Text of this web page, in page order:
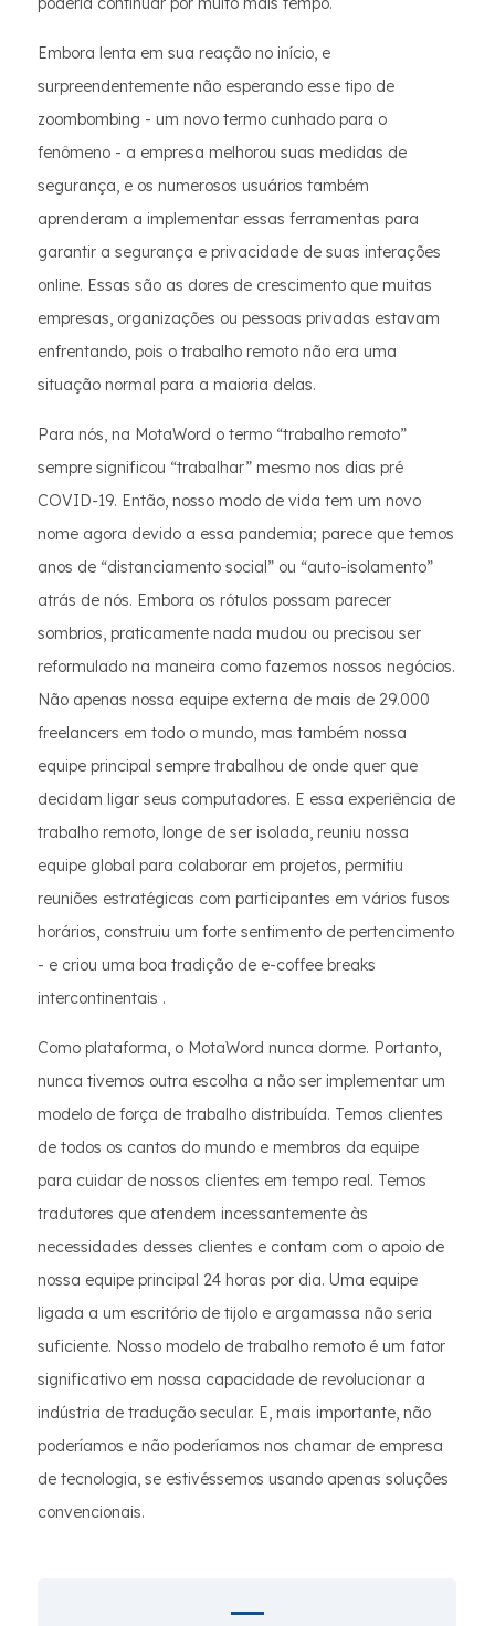
Embora lenta em sua reação no início, e
surpreendentemente não esperando esse tipo de
zoombombing - um novo termo cunhado para o
fenômeno - a empresa melhorou suas medidas de
segurança, e os numerosos usuários também
aprenderam a implementar essas ferramentas para
garantir a segurança e privacidade de suas interações
online. Essas são as dores de crescimento que muitas
empresas, organizações ou pessoas privadas estavam
enfrentando, pois o trabalho remoto não era uma
situação normal para a maioria delas.
Para nós, na MotaWord o termo “trabalho remoto”
sempre significou “trabalhar” mesmo nos dias pré
COVID-19. Então, nosso modo de vida tem um novo
nome agora devido a essa pandemia; parece que temos
anos de “distanciamento social” ou “auto-isolamento”
atrás de nós. Embora os rótulos possam parecer
sombrios, praticamente nada mudou ou precisou ser
reformulado na maneira como fazemos nossos negócios.
Não apenas nossa equipe externa de mais de 29.000
freelancers em todo o mundo, mas também nossa
equipe principal sempre trabalhou de onde quer que
decidam ligar seus computadores. E essa experiência de
trabalho remoto, longe de ser isolada, reuniu nossa
equipe global para colaborar em projetos, permitiu
reuniões estratégicas com participantes em vários fusos
horários, construiu um forte sentimento de pertencimento
- e criou uma boa tradição de e-coffee breaks
intercontinentais .
Como plataforma, o MotaWord nunca dorme. Portanto,
nunca tivemos outra escolha a não ser implementar um
modelo de força de trabalho distribuída. Temos clientes
de todos os cantos do mundo e membros da equipe
para cuidar de nossos clientes em tempo real. Temos
tradutores que atendem incessantemente às
necessidades desses clientes e contam com o apoio de
nossa equipe principal 24 horas por dia. Uma equipe
ligada a um escritório de tijolo e argamassa não seria
suficiente. Nosso modelo de trabalho remoto é um fator
significativo em nossa capacidade de revolucionar a
indústria de tradução secular. E, mais importante, não
poderíamos e não poderíamos nos chamar de empresa
de tecnologia, se estivéssemos usando apenas soluções
convencionais.